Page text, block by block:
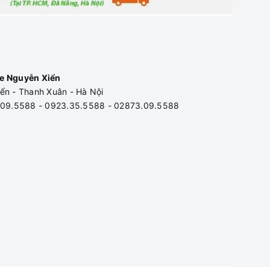
Nguyễn Xiển
- Thanh Xuân - Hà Nội
- 0923.35.5588 - 02873.09.5588